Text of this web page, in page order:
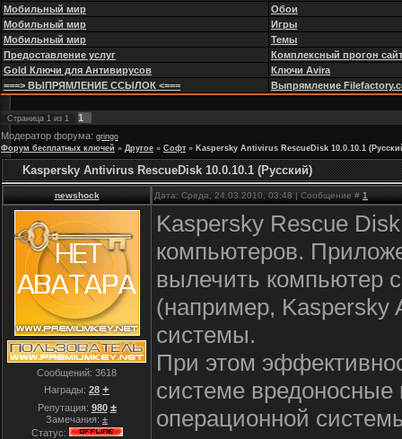
Мобильный мир
Обои
Мобильный мир
Игры
Мобильный мир
Темы
Предоставление услуг
Комплексный прогон
Gold Ключи для Антивирусов
Ключи Avira
===> ВЫПРЯМЛЕНИЕ ССЫЛОК <===
Выпрямление
Страница 1 из 1
1
Модератор форума: gringo
Форум бесплатных ключей » Другое » Софт » Kaspersky Antivirus RescueDisk 10.0.10.1
Kaspersky Antivirus RescueDisk 10.0.10.1 (Русский)
newshock Дата: Среда, 24.03.2010, 03:48 | Сообщение # 1
Сообщений: 3618
Награды: 28 +
Репутация: 980 ±
Замечания: ±
Статус:
Kaspersky Rescue
компьютеров.
вылечить компьютер
(например, Kaspersky
системы.
При этом
системе вредоносные
операционной